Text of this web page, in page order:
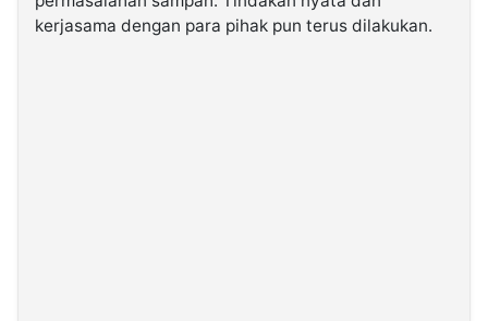
kerjasama dengan para pihak pun terus dilakukan.